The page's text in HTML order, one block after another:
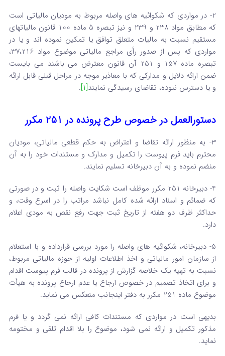
2- در مواردی که شکوائیه های واصله مربوط به مودیان مالیاتی است
که مطابق مواد 238 و 239 و نیز تبصره 5 ماده 100 قانون مالیاتهای
مستقیم نسبت به مالیات متعلق توافق یا تمکین نموده اند و یا در
مواردی که پس از صدور رأی مراجع مالیاتی موضوع مواد 37،216،
تبصره ماده 157 و 251 آن قانون معترض می باشند می بایست
ضمن ارائه دلایل و مدارکی که با معاذیر موجه در مراحل قبلی قابل ارائه
و یا دسترس نبوده، تقاضای رسیدگی نمایند[1]
.
دستورالعمل در خصوص طرح پرونده در 251 مکرر
3- به منظور ارائه تقاضا و اعتراض به حکم قطعی مالیاتی، مودیان
محترم باید فرم پیوست را تکمیل و مدارک و مستندات خود را به آن
منضم نموده و به آن دبیرخانه تسلیم نمایند.
4- دبیرخانه 251 مکرر موظف است شکایت واصله را ثبت و در صورتی
که ضمائم و اسناد ارائه شده کامل نباشد مراتب را در اسرع وقت، و
حداکثر ظرف دو هفته از تاریخ ثبت جهت رفع نقص به مودی اعلام
دارد.
5- دبیرخانه، شکوائیه های واصله را مورد بررسی قرارداده و با استعلام
از سازمان امور مالیاتی و اخذ اطلاعات اولیه از حوزه مالیاتی مربوط،
نسبت به تهیه یک خلاصه گزارش از پرونده در قالب فرم پیوست اقدام
و برای اتخاذ تصمیم در خصوص ارجاع یا عدم ارجاع پرونده به هیأت
موضوع ماده 251 مکرر به دفتر اینجانب منعکس می نماید.
بدیهی است در مواردی که مستندات کافی ارائه نمی گردد و یا فرم
مذکور تکمیل و ارائه نمی شود، موضوع را بلا اقدام تلقی و مختومه
نماید.